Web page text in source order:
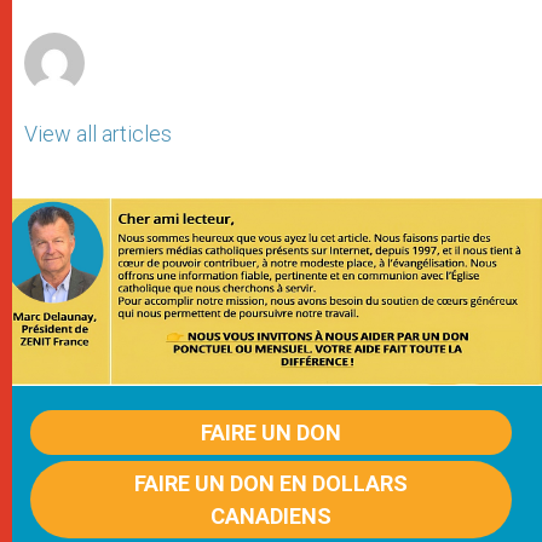
View all articles
FAIRE UN DON
FAIRE UN DON EN DOLLARS
CANADIENS